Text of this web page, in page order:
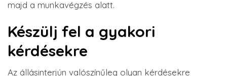
majd a munkavégzés alatt.
Készülj fel a gyakori
kérdésekre
Az állásinterjún valószínűleg olyan kérdésekre